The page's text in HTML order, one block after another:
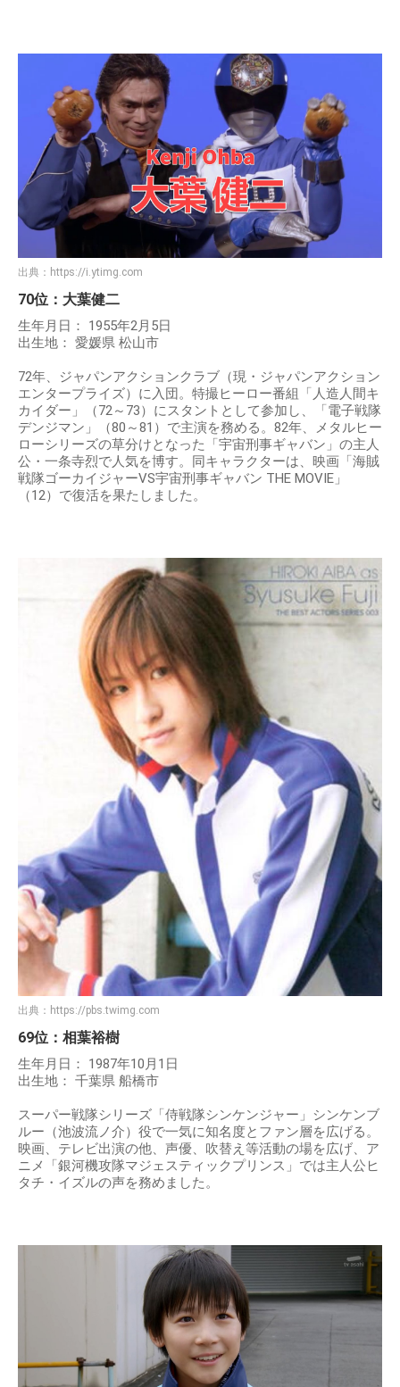
出典： https://i.ytimg.com
70位：大葉健二
生年月日： 1955年2月5日
出生地： 愛媛県 松山市
72年、ジャパンアクションクラブ（現・ジャパンアクション
エンタープライズ）に入団。特撮ヒーロー番組「人造人間キ
カイダー」（72～73）にスタントとして参加し、「電子戦隊
デンジマン」（80～81）で主演を務める。82年、メタルヒー
ローシリーズの草分けとなった「宇宙刑事ギャバン」の主人
公・一条寺烈で人気を博す。同キャラクターは、映画「海賊
戦隊ゴーカイジャーVS宇宙刑事ギャバン THE MOVIE」
（12）で復活を果たしました。
出典： https://pbs.twimg.com
69位：相葉裕樹
生年月日： 1987年10月1日
出生地： 千葉県 船橋市
スーパー戦隊シリーズ「侍戦隊シンケンジャー」シンケンブ
ルー（池波流ノ介）役で一気に知名度とファン層を広げる。
映画、テレビ出演の他、声優、吹替え等活動の場を広げ、ア
ニメ「銀河機攻隊マジェスティックプリンス」では主人公ヒ
タチ・イズルの声を務めました。